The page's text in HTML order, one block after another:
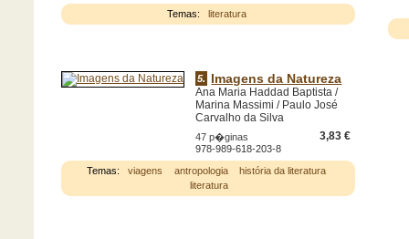
Temas:
literatura
5. Imagens da Natureza
Ana Maria Haddad Baptista /
Marina Massimi / Paulo José
Carvalho da Silva
3,83 €
47 p�ginas
978-989-618-203-8
Temas: viagens antropologia
história da literatura
literatura